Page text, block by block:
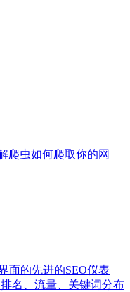
爬虫如何爬取你的网
面的先进的SEO仪表
名、流量、关键词分布